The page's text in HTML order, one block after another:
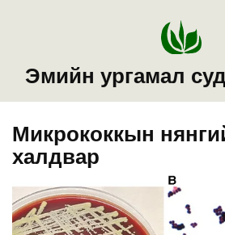
Эмийн ургамал
Микрококкын
халдвар